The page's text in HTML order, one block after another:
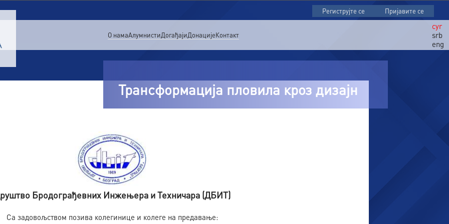
О намаАлумнистиДогађајиДонацијеКонтакт
cyr
srb
eng
Региструјте се Пријавите се
Трансформација пловила кроз дизајн
Бродограђевних Инжењера и Техничара (ДБИТ)
Са задовољством позива колегинице и колеге на предавање: